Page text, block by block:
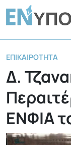
ΕΠΙΚΑΙΡΌΤΗΤΑ
Δ.
ΕΝΦΙΑ